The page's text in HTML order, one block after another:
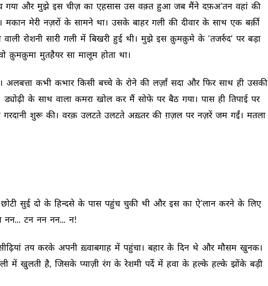
गया और मुझे इस चीज़ का एहसास उस वक़्त हुआ जब मैंने दफ़अ’तन वहां की
मकान मेरी नज़रों के सामने था। उसके बाहर गली की दीवार के साथ एक बर्क़ी
वाली रोशनी सारी गली में बिखरी हुई थी। मुझे इस क़ुमक़ुमे के ‘तजर्रुद’ पर बड़ा
क़ुमक़ुमा मुतहैयर सा मालूम होता था।
अलबत्ता कभी कभार किसी बच्चे के रोने की लर्ज़ां सदा और फिर साथ ही उसकी
ड्योढ़ी के साथ वाला कमरा खोल कर मैं सोफे पर बैठ गया। पास ही तिपाई पर
गरदानी शुरू की। वरक़ उलटते उलटते अख़्तर की ग़ज़ल पर नज़रें जम गईं। मतला
छोटी सुई दो के हिन्दसे के पास पहुंच चुकी थी और इस का ऐ’लान करने के लिए
नन... टन नन नन... न!
तय करके अपनी ख़्वाबगाह में पहुंचा। बहार के दिन थे और मौसम खुनक।
में खुलती है, जिसके प्याज़ी रंग के रेशमी पर्दे में हवा के हल्के हल्के झोंके बड़ी